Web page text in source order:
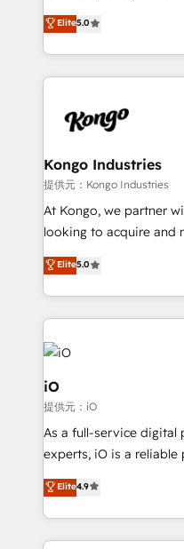
We combine strategy,
management to drive
the fast-growing Siloy
250+ HubSpot experts
business goals. Talk to us if you’re looking to: -
reliable source of truth
CRM and marketing
system - Accelerate
understands both
Elite5.0
Kongo Industries
提供元：Kongo Industries
At Kongo, we partner
looking to acquire and
leads. We use digital
automation and
and, deliver clarity on
Elite5.0
iO
提供元：iO
As a full-service digital
experts, iO is a
looking to strengthen
marketing, technology,
creation. iO combines in-depth knowledge on both
the marketing and
Elite4.9